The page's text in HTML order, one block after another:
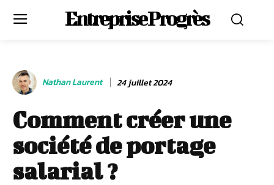
Entreprise Progrès
Nathan Laurent 24 juillet 2024
Comment créer une
société de portage
salarial ?